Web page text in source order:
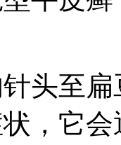
头至
，它